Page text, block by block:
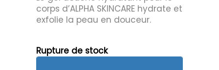
corps d’ALPHA SKINCARE hydrate et
exfolie la peau en douceur.
Rupture de stock